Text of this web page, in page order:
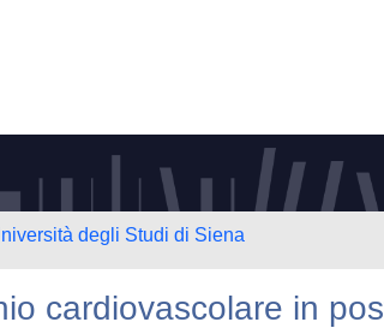
degli Studi di Siena
cardiovascolare in